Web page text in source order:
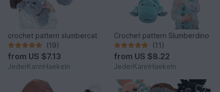
crochet pattern slumbercat
(19)
from US $7.13
JederKannHaekeln
Crochet pattern Slumberdino
(11)
from US $8.22
JederKannHaekeln